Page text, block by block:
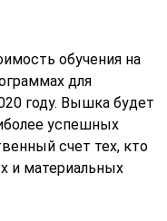
обучения на
для
году. Вышка будет
успешных
счет тех, кто
и материальных